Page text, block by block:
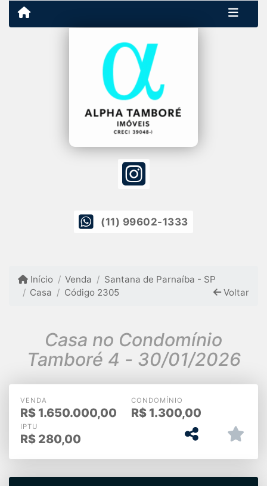
(11) 99602-1333
Início Venda
Santana de Parnaíba - SP
Casa
Código 2305 Voltar
Casa no Condomínio
Tamboré 4 - 30/01/2026
VENDA
R$ 1.650.000,00
CONDOMÍNIO
R$ 1.300,00
IPTU
R$ 280,00